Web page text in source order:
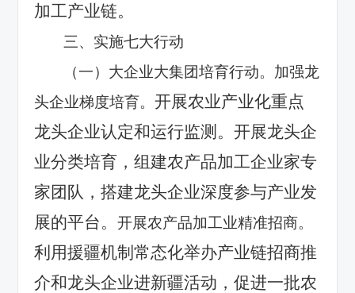
加工产业链。
三、实施七大行动
（一）大企业大集团培育行动。加强龙
头企业梯度培育。开展农业产业化重点
龙头企业认定和运行监测。开展龙头企
业分类培育，组建农产品加工企业家专
家团队，搭建龙头企业深度参与产业发
展的平台。开展农产品加工业精准招商。
利用援疆机制常态化举办产业链招商推
介和龙头企业进新疆活动，促进一批农